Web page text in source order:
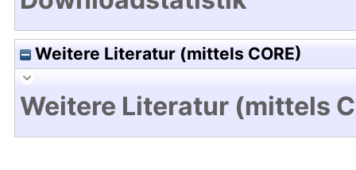
Weitere Literatur (mittels CORE)
Weitere Literatur (mittels